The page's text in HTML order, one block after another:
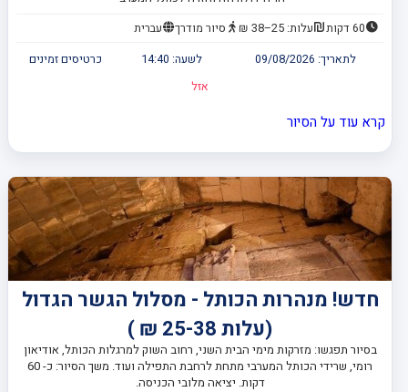
60 דקות עלות: 25–38 ₪ סיור מודרך
עברית
לתאריך: 09/08/2026 לשעה: 14:40
כרטיסים זמינים
אזל
קרא עוד על הסיור
חדש! מנהרות הכותל - מסלול הגשר הגדול
(עלות 25-38 ₪ )
בסיור תפגשו: מזרקות מימי הבית השני, רחוב השוק למרגלות הכותל, אודיאון
רומי, שרידי הכותל המערבי מתחת לרחבת התפילה ועוד. משך הסיור: כ- 60
דקות. יציאה מלובי הכניסה.